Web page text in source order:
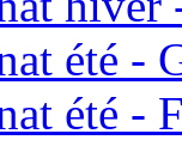
été -
été -